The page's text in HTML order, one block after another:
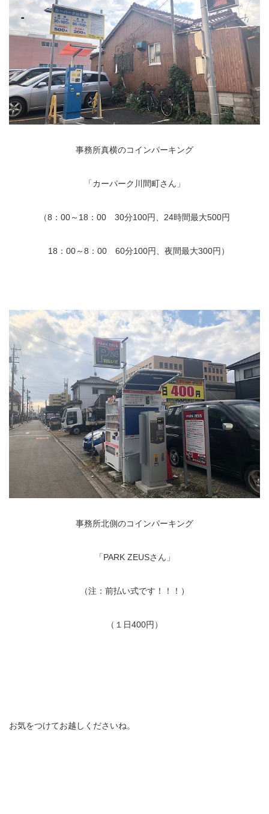
事務所真横のコインパーキング
「カーパーク川間町さん」
（8：00～18：00 30分100円、24時間最大500円
18：00～8：00 60分100円、夜間最大300円）
事務所北側のコインパーキング
「PARK ZEUSさん」
（注：前払い式です！！！）
（１日400円）
お気をつけてお越しくださいね。